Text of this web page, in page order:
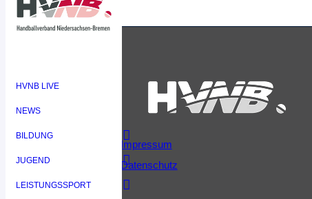
HVNB LIVE
NEWS
BILDUNG
JUGEND
LEISTUNGSSPORT
Impressum
Datenschutz